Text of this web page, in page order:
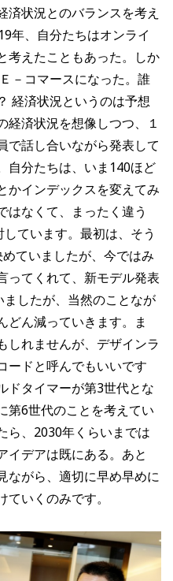
済状況とのバランスを考え
年、自分たちはオンライ
考えたこともあった。しか
－コマースになった。誰
経済状況というのは予想
経済状況を想像しつつ、１
で話し合いながら発表して
自分たちは、いま140ほど
かインデックスを変えてみ
はなくて、まったく違う
ています。最初は、そう
ていましたが、今ではみ
ってくれて、新モデル発表
したが、当然のことなが
どん減っていきます。ま
しれませんが、デザインラ
ードと呼んでもいいです
ドタイマーが第3世代とな
第6世代のことを考えてい
ら、2030年くらいまでは
イデアは既にある。あと
ながら、適切に早め早めに
いくのみです。